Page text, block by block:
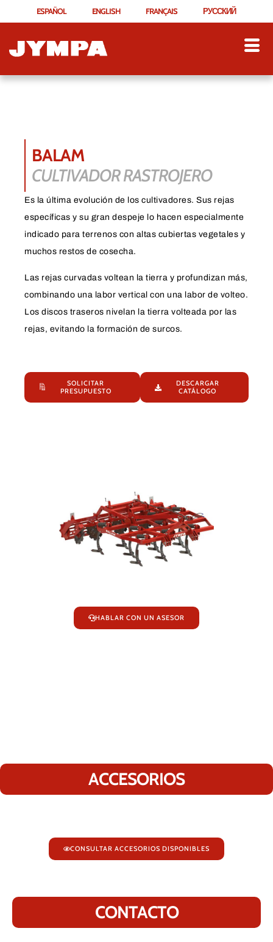
ESPAÑOL ENGLISH FRANÇAIS РУССКИЙ
BALAM
CULTIVADOR RASTROJERO
Es la última evolución de los cultivadores. Sus rejas
específicas y su gran despeje lo hacen especialmente
indicado para terrenos con altas cubiertas vegetales y
muchos restos de cosecha.
Las rejas curvadas voltean la tierra y profundizan más,
combinando una labor vertical con una labor de volteo.
Los discos traseros nivelan la tierra volteada por las
rejas, evitando la formación de surcos.
SOLICITAR
PRESUPUESTO
DESCARGAR
CATÁLOGO
HABLAR CON UN ASESOR
ACCESORIOS
CONSULTAR ACCESORIOS DISPONIBLES
CONTACTO